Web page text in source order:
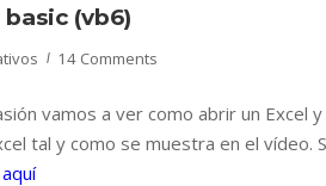
(vb6)
14 Comments
vamos a ver como abrir un Excel
tal y como se muestra en el vídeo.